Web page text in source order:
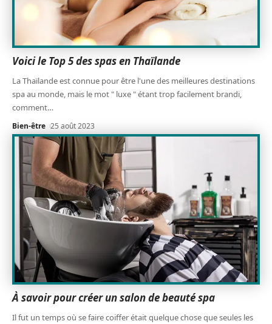
Voici le Top 5 des spas en Thaïlande
La Thaïlande est connue pour être l'une des meilleures destinations
spa au monde, mais le mot " luxe " étant trop facilement brandi,
comment…
Bien-être 25 août 2023
À savoir pour créer un salon de beauté spa
Il fut un temps où se faire coiffer était quelque chose que seules les